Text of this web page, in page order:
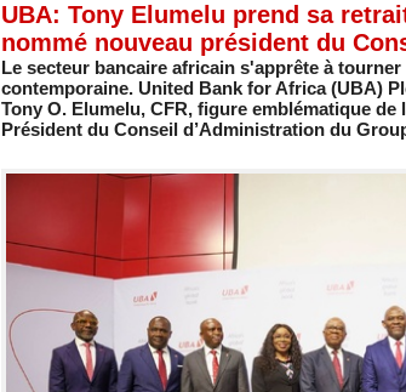
UBA: Tony Elumelu prend sa
nommé nouveau président du
Le secteur bancaire africain s'apprête à
contemporaine. United Bank for Africa (UBA)
Tony O. Elumelu, CFR, figure emblématique
Président du Conseil d’Administration du